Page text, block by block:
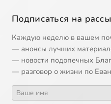
Подписаться на
Каждую неделю в вашем
— анонсы лучших
— новости подопечных
— разговор о жизни по